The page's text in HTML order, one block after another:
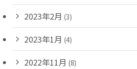
2023年2月 (3)
2023年1月 (4)
2022年11月 (8)